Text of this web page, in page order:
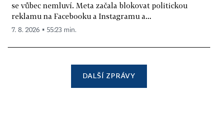
se vůbec nemluví. Meta začala blokovat politickou
reklamu na Facebooku a Instagramu a...
7. 8. 2026 ▪ 55:23 min.
DALŠÍ ZPRÁVY